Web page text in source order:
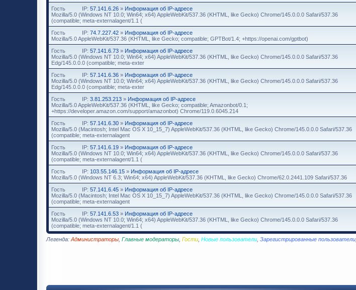
Гость IP: 57.141.6.26 » Информация об IP-адресе
Mozilla/5.0 (Windows NT 10.0; Win64; x64) AppleWebKit/537.36 (KHTML, like Gecko) Chrome/145.0.0.0 Safari/537.36
(compatible; meta-externalagent/1.1 (
Гость IP: 74.7.227.42 » Информация об IP-адресе
Mozilla/5.0 AppleWebKit/537.36 (KHTML, like Gecko; compatible; GPTBot/1.4; +https://openai.com/gptbot)
Гость IP: 57.141.6.73 » Информация об IP-адресе
Mozilla/5.0 (Windows NT 10.0; Win64; x64) AppleWebKit/537.36 (KHTML, like Gecko) Chrome/145.0.0.0 Safari/537.36
Edg/145.0.0.0 (compatible; meta-exter
Гость IP: 57.141.6.36 » Информация об IP-адресе
Mozilla/5.0 (Windows NT 10.0; Win64; x64) AppleWebKit/537.36 (KHTML, like Gecko) Chrome/145.0.0.0 Safari/537.36
Edg/145.0.0.0 (compatible; meta-exter
Гость IP: 3.81.253.213 » Информация об IP-адресе
Mozilla/5.0 AppleWebKit/537.36 (KHTML, like Gecko; compatible; Amazonbot/0.1;
+https://developer.amazon.com/support/amazonbot) Chrome/119.0.6045.214
Гость IP: 57.141.6.30 » Информация об IP-адресе
Mozilla/5.0 (Macintosh; Intel Mac OS X 10_15_7) AppleWebKit/537.36 (KHTML, like Gecko) Chrome/145.0.0.0 Safari/537.36
(compatible; meta-externalagent
Гость IP: 57.141.6.19 » Информация об IP-адресе
Mozilla/5.0 (Windows NT 10.0; Win64; x64) AppleWebKit/537.36 (KHTML, like Gecko) Chrome/145.0.0.0 Safari/537.36
(compatible; meta-externalagent/1.1 (
Гость IP: 103.55.146.15 » Информация об IP-адресе
Mozilla/5.0 (Windows NT 6.3; Win64; x64) AppleWebKit/537.36 (KHTML, like Gecko) Chrome/62.0.2441.109 Safari/537.36
Гость IP: 57.141.6.45 » Информация об IP-адресе
Mozilla/5.0 (Macintosh; Intel Mac OS X 10_15_7) AppleWebKit/537.36 (KHTML, like Gecko) Chrome/145.0.0.0 Safari/537.36
(compatible; meta-externalagent
Гость IP: 57.141.6.53 » Информация об IP-адресе
Mozilla/5.0 (Windows NT 10.0; Win64; x64) AppleWebKit/537.36 (KHTML, like Gecko) Chrome/145.0.0.0 Safari/537.36
(compatible; meta-externalagent/1.1 (
Легенда: Администраторы Главные модераторы Гости Новые пользователи Зарегистрированные пользователи